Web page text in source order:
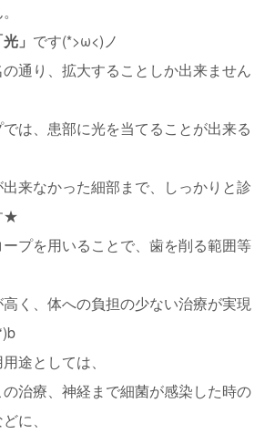
光」 です(*>ω<)ノ
通り、拡大することしか出来ません
は、患部に光を当てることが出来る
来なかった細部まで、しっかりと診
★
プを用いることで、歯を削る範囲等
く、体への負担の少ない治療が実現
途としては、
治療、神経まで細菌が感染した時の
に、